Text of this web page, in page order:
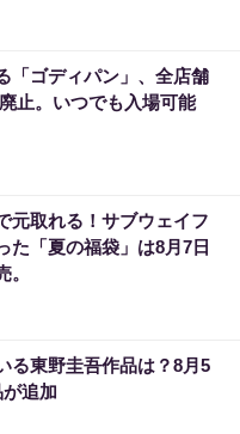
「ゴディパン」、全店舗
止。いつでも入場可能
元取れる！サブウェイフ
た「夏の福袋」は8月7日
る東野圭吾作品は？8月5
追加